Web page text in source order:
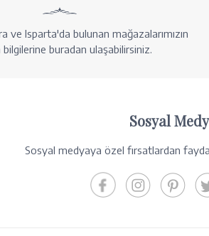
ve Isparta'da bulunan mağazalarımızın
buradan ulaşabilirsiniz.
Sosyal
Sosyal medyaya özel fırsatlardan